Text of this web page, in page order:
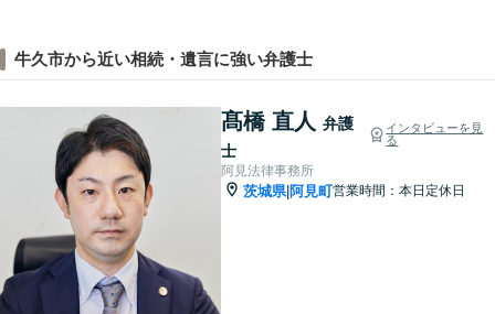
牛久市から近い相続・遺言に強い弁護士
髙橋 直人 弁護
士
インタビューを見
る
阿見法律事務所
茨城県|阿見町営業時間：本日定休日